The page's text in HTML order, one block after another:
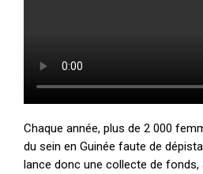
Chaque année, plus de 2 000
du sein en Guinée faute de
lance donc une collecte de fonds,